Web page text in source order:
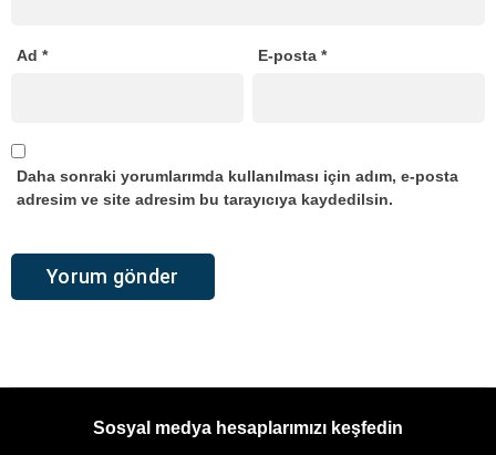
Ad * E-posta*
Daha sonraki yorumlarımda kullanılması için adım, e-posta
adresim ve site adresim bu tarayıcıya kaydedilsin.
Sosyal medya hesaplarımızı keşfedin